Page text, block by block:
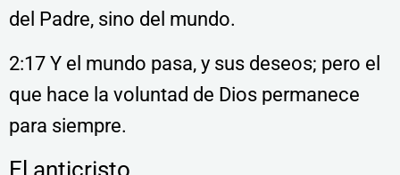
del Padre, sino del mundo.
2:17 Y el mundo pasa, y sus deseos; pero el
que hace la voluntad de Dios permanece
para siempre.
El anticristo